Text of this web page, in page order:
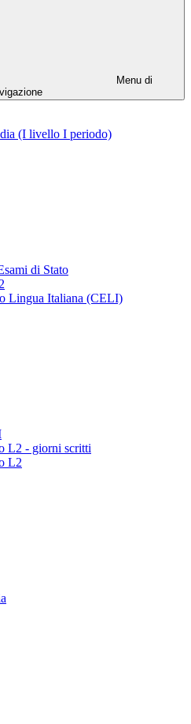
Menu di
(I livello I periodo)
di Stato
Lingua Italiana (CELI)
L2 - giorni scritti
L2